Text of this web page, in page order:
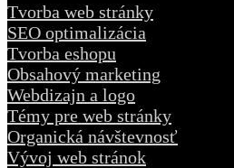
Tvorba web stránky
SEO optimalizácia
Tvorba eshopu
Obsahový marketing
Webdizajn a logo
Témy pre web stránky
Organická návštevnosť
Vývoj web stránok